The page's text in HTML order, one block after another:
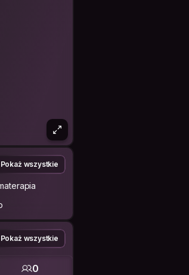
Pokaż wszystkie
Pokaż wszystkie
0